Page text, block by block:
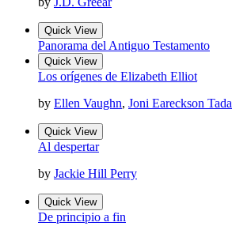
Quick View
Panorama del Antiguo Testamento
Quick View
Los orígenes de Elizabeth Elliot
by Ellen Vaughn, Joni Eareckson Tada
Quick View
Al despertar
by Jackie Hill Perry
Quick View
De principio a fin